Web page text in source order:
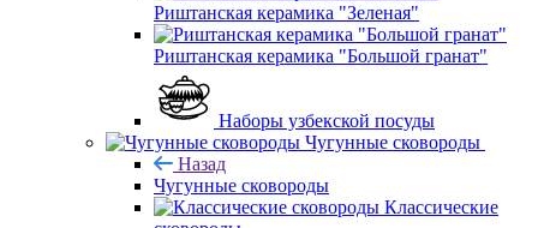
Риштанская керамика "Зеленая"
Риштанская керамика "Большой гранат"
Наборы узбекской посуды
Чугунные сковороды
Назад
Чугунные сковороды
Классические